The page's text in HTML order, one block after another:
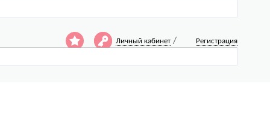
Личный кабинет / Регистрация